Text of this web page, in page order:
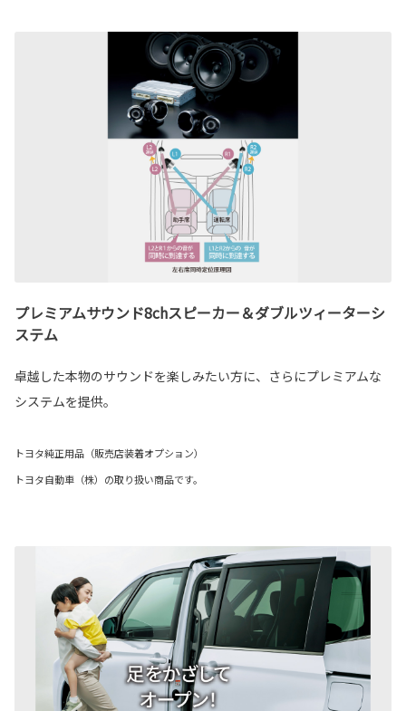
プレミアムサウンド8chスピーカー＆ダブルツィーターシ
ステム
卓越した本物のサウンドを楽しみたい方に、さらにプレミアムな
システムを提供。
トヨタ純正用品（販売店装着オプション）
トヨタ自動車（株）の取り扱い商品です。